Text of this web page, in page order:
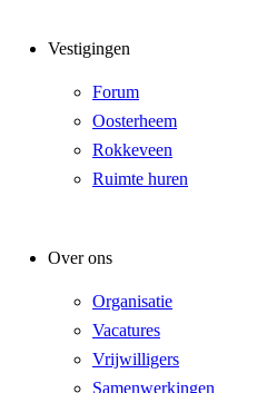
Vestigingen
Forum
Oosterheem
Rokkeveen
Ruimte huren
Over ons
Organisatie
Vacatures
Vrijwilligers
Samenwerkingen